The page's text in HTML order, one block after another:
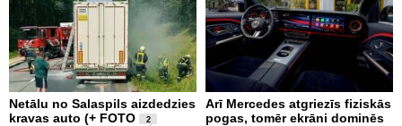
Netālu no Salaspils aizdedzies
kravas auto (+ FOTO
2
Arī Mercedes atgriezīs fiziskās
pogas, tomēr ekrāni dominēs